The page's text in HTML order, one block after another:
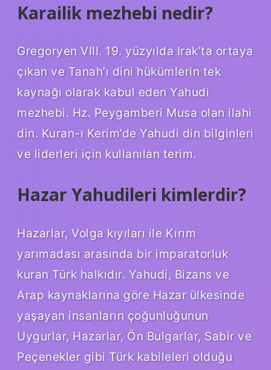
Karailik mezhebi nedir?
Gregoryen VIII. 19. yüzyılda Irak’ta ortaya
çıkan ve Tanah’ı dini hükümlerin tek
kaynağı olarak kabul eden Yahudi
mezhebi. Hz. Peygamberi Musa olan ilahi
din. Kuran-ı Kerim’de Yahudi din bilginleri
ve liderleri için kullanılan terim.
Hazar Yahudileri kimlerdir?
Hazarlar, Volga kıyıları ile Kırım
yarımadası arasında bir imparatorluk
kuran Türk halkıdır. Yahudi, Bizans ve
Arap kaynaklarına göre Hazar ülkesinde
yaşayan insanların çoğunluğunun
Uygurlar, Hazarlar, Ön Bulgarlar, Sabir ve
Peçenekler gibi Türk kabileleri olduğu